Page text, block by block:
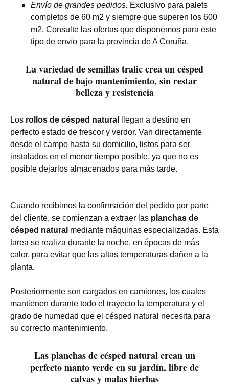
Envío de grandes pedidos. Exclusivo para palets
completos de 60 m2 y siempre que superen los 600
m2. Consulte las ofertas que disponemos para este
tipo de envío para la provincia de A Coruña.
La variedad de semillas trafic crea un césped
natural de bajo mantenimiento, sin restar
belleza y resistencia
Los rollos de césped natural
llegan a destino en
perfecto estado de frescor y verdor. Van directamente
desde el campo hasta su domicilio, listos para ser
instalados en el menor tiempo posible, ya que no es
posible dejarlos almacenados para más tarde.
Cuando recibimos la confirmación del pedido por parte
del cliente, se comienzan a extraer las planchas de
césped natural mediante máquinas especializadas. Esta
tarea se realiza durante la noche, en épocas de más
calor, para evitar que las altas temperaturas dañen a la
planta.
Posteriormente son cargados en camiones, los cuales
mantienen durante todo el trayecto la temperatura y el
grado de humedad que el césped natural necesita para
su correcto mantenimiento.
Las planchas de césped natural crean un
perfecto manto verde en su jardín, libre de
calvas y malas hierbas